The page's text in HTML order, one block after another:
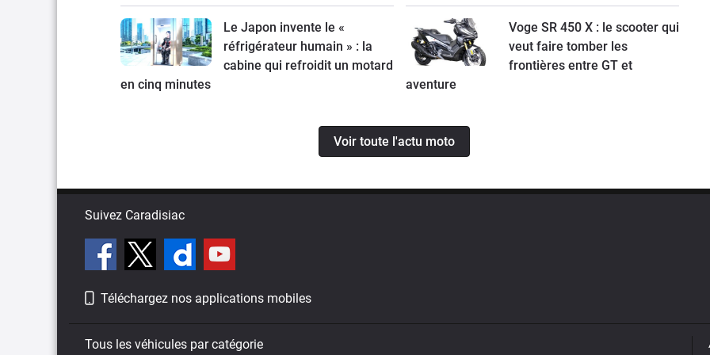
Le Japon invente le «
réfrigérateur humain » : la
cabine qui refroidit un motard
en cinq minutes
Voge SR 450 X : le scooter qui
veut faire tomber les
frontières entre GT et
aventure
Voir toute l'actu moto
Suivez Caradisiac
Téléchargez nos applications mobiles
Tous les véhicules par catégorie